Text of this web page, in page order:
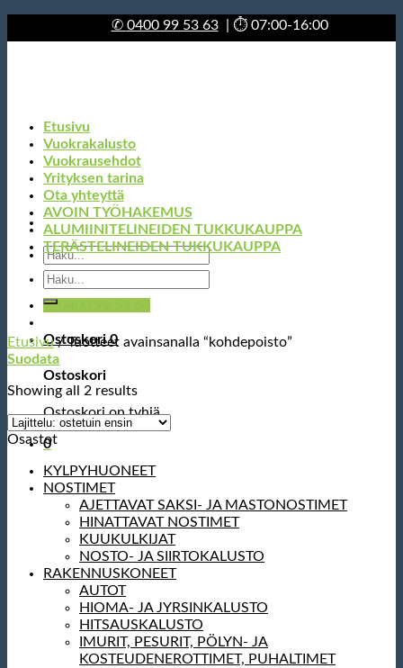
to
✆ 0400 99 53 63| ⏱ 07:00-16:00
Etsi:
✆ 0400 99 53 63
Ostoskori0
Ostoskori
Ostoskori on tyhjä.
0
Etusivu
Vuokrakalusto
Vuokrausehdot
Yrityksen tarina
Ota yhteyttä
AVOIN TYÖHAKEMUS
ALUMIINITELINEIDEN TUKKUKAUPPA
TERÄSTELINEIDEN TUKKUKAUPPA
Etsi:
Etusivu /Tuotteet avainsanalla “kohdepoisto”
Suodata
Showing all 2 results
Osastot
KYLPYHUONEET
NOSTIMET
AJETTAVAT SAKSI- JA MASTONOSTIMET
HINATTAVAT NOSTIMET
KUUKULKIJAT
NOSTO- JA SIIRTOKALUSTO
RAKENNUSKONEET
AUTOT
HIOMA- JA JYRSINKALUSTO
HITSAUSKALUSTO
IMURIT, PESURIT, PÖLYN- JA
KOSTEUDENEROTTIMET, PUHALTIMET